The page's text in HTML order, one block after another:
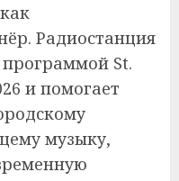
Радиостанция
St.
и помогает
музыку,